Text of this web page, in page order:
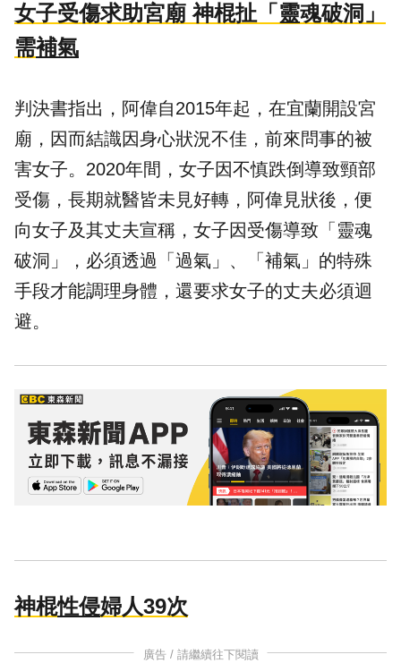
女子受傷求助宮廟 神棍扯「靈魂破洞」
需補氣
判決書指出，阿偉自2015年起，在宜蘭開設宮
廟，因而結識因身心狀況不佳，前來問事的被
害女子。2020年間，女子因不慎跌倒導致頸部
受傷，長期就醫皆未見好轉，阿偉見狀後，便
向女子及其丈夫宣稱，女子因受傷導致「靈魂
破洞」，必須透過「過氣」、「補氣」的特殊
手段才能調理身體，還要求女子的丈夫必須迴
避。
神棍性侵婦人39次
廣告 / 請繼續往下閱讀